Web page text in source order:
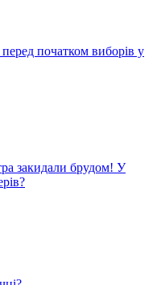
початком виборів у
закидали брудом! У